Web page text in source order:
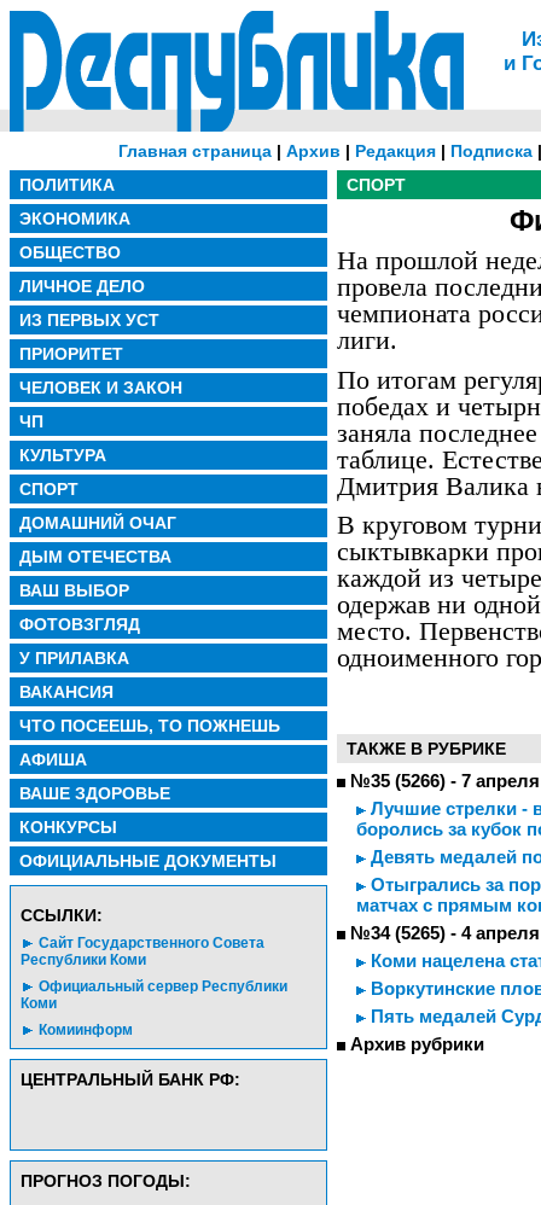
и
Главная страница | Архив | Редакция | Подписка
ПОЛИТИКА
ЭКОНОМИКА
ОБЩЕСТВО
ЛИЧНОЕ ДЕЛО
ИЗ ПЕРВЫХ УСТ
ПРИОРИТЕТ
ЧЕЛОВЕК И ЗАКОН
ЧП
КУЛЬТУРА
СПОРТ
ДОМАШНИЙ ОЧАГ
ДЫМ ОТЕЧЕСТВА
ВАШ ВЫБОР
ФОТОВЗГЛЯД
У ПРИЛАВКА
ВАКАНСИЯ
ЧТО ПОСЕЕШЬ, ТО ПОЖНЕШЬ
АФИША
ВАШЕ ЗДОРОВЬЕ
КОНКУРСЫ
ОФИЦИАЛЬНЫЕ ДОКУМЕНТЫ
CСЫЛКИ:
Сайт Государственного Совета
Республики Коми
Официальный сервер Республики
Коми
Комиинформ
ЦЕНТРАЛЬНЫЙ БАНК РФ:
ПРОГНОЗ ПОГОДЫ:
СПОРТ
На прошлой
провела
чемпионата
лиги.
По итогам
победах и
заняла
таблице.
Дмитрия Валика
В круговом
сыктывкарки
каждой из
одержав ни
место.
одноименного
ТАКЖЕ В РУБРИКЕ
№35 (5266) - 7 апреля
Лучшие стрелки -
боролись за кубок
Девять медалей
Отыгрались за
матчах с прямым
№34 (5265) - 4 апреля
Коми нацелена
Воркутинские
Пять медалей
Архив рубрики